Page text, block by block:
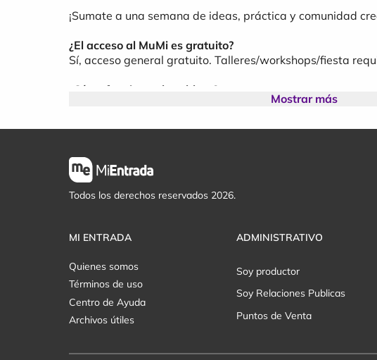
¡Sumate a una semana de ideas, práctica y comunidad
¿El acceso al MuMi es gratuito?
Sí, acceso general gratuito. Talleres/workshops/fiesta
¿Cómo funciona el cashless?
Retirás una tarjeta recargable en el ingreso.
Al MuMi: sí, acompañados. Fiesta Superhada: 18+ (control
Accesibilidad
www.instagram.com/superlocal.uy
Mostrar más
Todos los derechos reservados 2026.
MI ENTRADA
Quienes somos
Términos de uso
Centro de Ayuda
Archivos útiles
ADMINISTRATIVO
Soy productor
Soy Relaciones Publicas
Puntos de Venta